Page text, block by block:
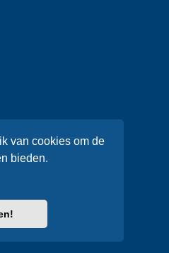
van cookies om de
bieden.